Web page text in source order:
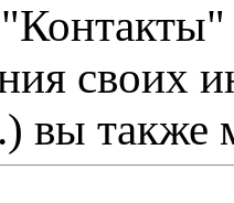
своих
вы также